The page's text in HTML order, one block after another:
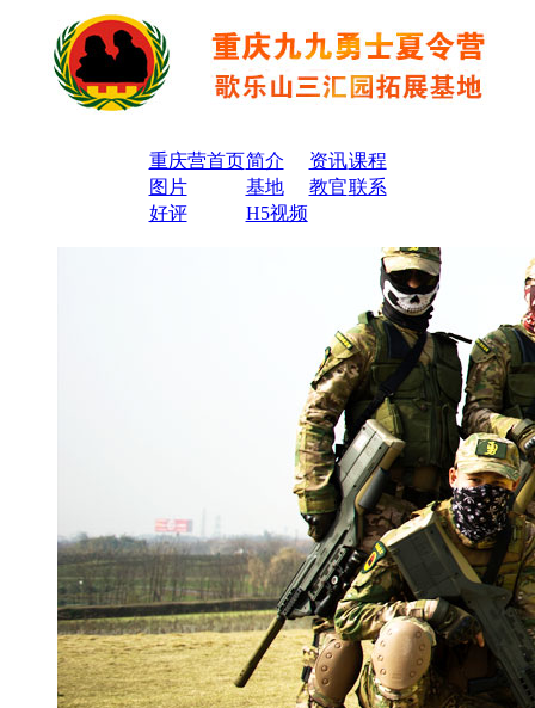
重庆营首页简介 资讯课程
图片
基地 教官联系
好评
H5视频